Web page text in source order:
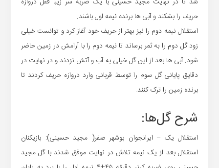
حریف را بشکند و آبی ها برنده نیمه اول باشند.
استقلال نیمه دوم را نیز بهتر از حریف خود آغاز کرد و توانست خیلی
زود گل دوم را به ثمر برساند تا نیمه دوم را با آرامش در زمین حاضر
شود. آبی ها بعد از این گل خیلی به آب و آتش نزدند و در نهایت در
دقایق پایانی گل سوم را توسط قربانی وارد دروازه حریف کردند تا
برنده زمین را ترک کنند.
شرح گل‌ها:
استقلال یک – ایرانجوان بوشهر صفر( مجید حسینی): بازیکنان
استقلال بعد از یک نیمه تلاش در نهایت موفق شدند با گل مجید